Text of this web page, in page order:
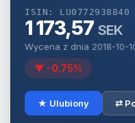
ISIN: LU0772938840
1 173,57 SEK
Wycena z dnia 2018-10-
▼ -0.75%
★ Ulubiony ⇄